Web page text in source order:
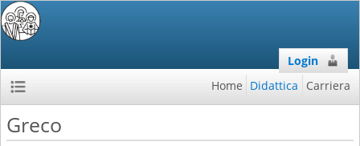
Login
Home Didattica Carriera
Greco